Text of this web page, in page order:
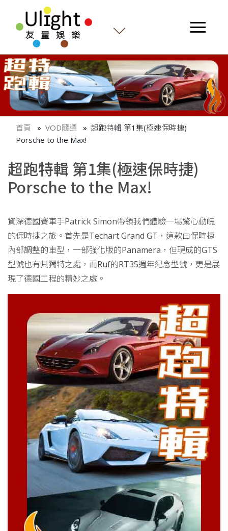
首頁 VOD隨選
超跑特輯 第1集(極速保時捷)
Porsche to the Max!
超跑特輯 第1集(極速保時捷)
Porsche to the Max!
資深德國賽車手Patrick Simon帶領我們體驗一場驚心動魄
的保時捷之旅。首先是Techart Grand GT，這款由保時捷
內部調整的車型，一部強化版的Panamera，但現成的GTS
型號也有其獨特之處，而Ruf的RT35週年紀念型號，更是展
現了德國工程的精妙之處。